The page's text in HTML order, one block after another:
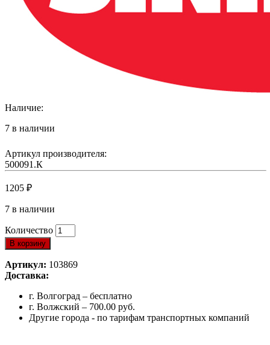
Наличие:
7 в наличии
Артикул производителя:
500091.К
1205 ₽
7 в наличии
Количество
В корзину
Артикул: 103869
Доставка:
г. Волгоград – бесплатно
г. Волжский – 700.00 руб.
Другие города - по тарифам транспортных компаний